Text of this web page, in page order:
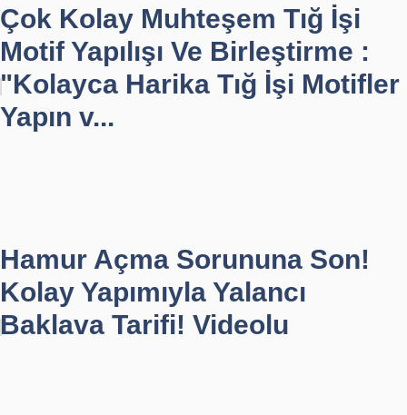
Çok Kolay Muhteşem Tığ İşi
Motif Yapılışı Ve Birleştirme :
"Kolayca Harika Tığ İşi Motifler
Yapın v...
Hamur Açma Sorununa Son!
Kolay Yapımıyla Yalancı
Baklava Tarifi! Videolu